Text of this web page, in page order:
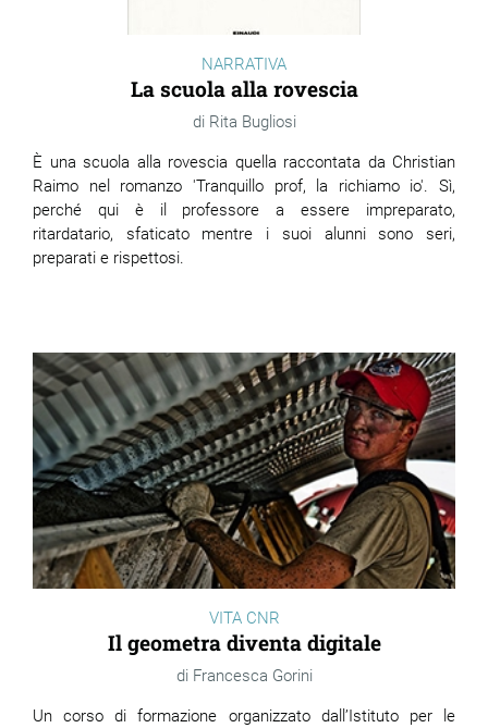
NARRATIVA
La scuola alla rovescia
Rita Bugliosi
È una scuola alla rovescia quella raccontata da Christian
Raimo nel romanzo 'Tranquillo prof, la richiamo io'. Sì,
perché qui è il professore a essere impreparato,
ritardatario, sfaticato mentre i suoi alunni sono seri,
preparati e rispettosi.
VITA CNR
Il geometra diventa digitale
Francesca Gorini
Un corso di formazione organizzato dall’Istituto per le